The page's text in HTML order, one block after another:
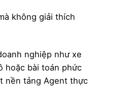
không giải thích
nghiệp như xe
hoặc bài toán phức
nền tảng Agent thực